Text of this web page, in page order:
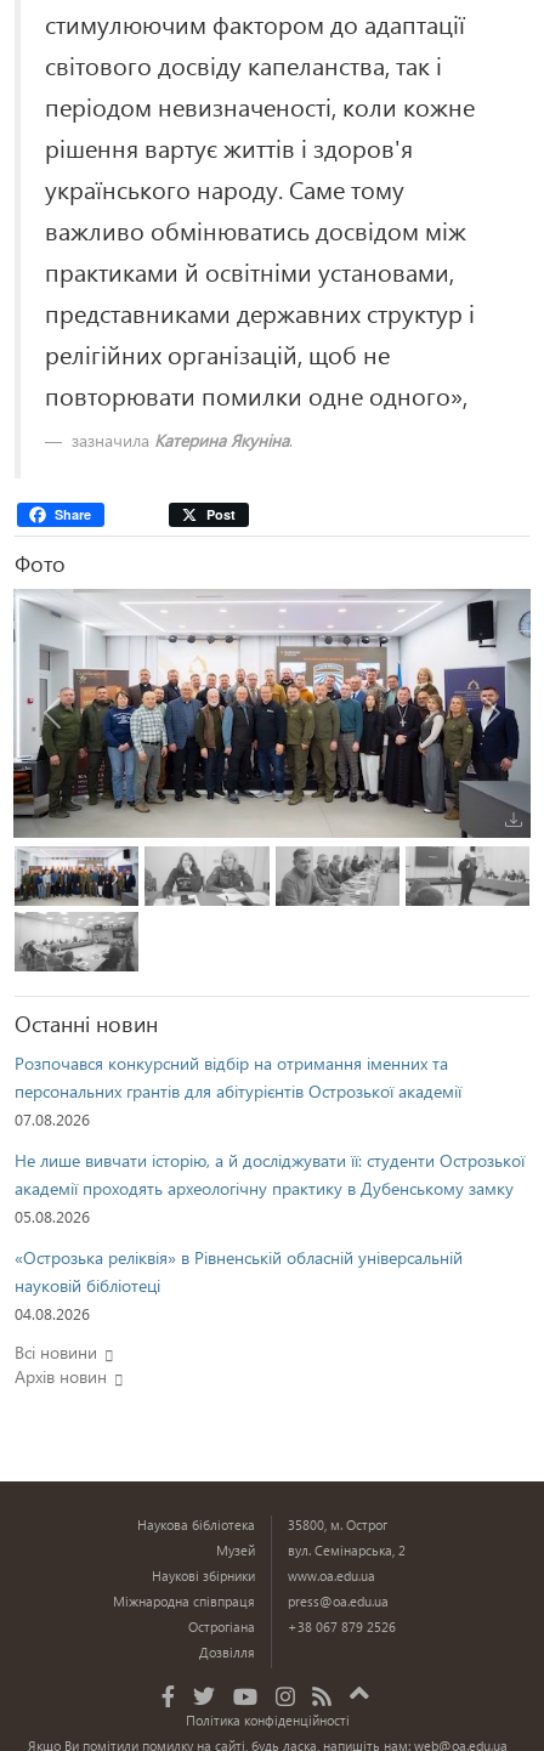
стимулюючим фактором до адаптації
світового досвіду капеланства, так і
періодом невизначеності, коли кожне
рішення вартує життів і здоров'я
українського народу. Саме тому
важливо обмінюватись досвідом між
практиками й освітніми установами,
представниками державних структур і
релігійних організацій, щоб не
повторювати помилки одне одного»,
зазначила Катерина Якуніна.
Share Post
Фото
Попередня
Останні новин
Розпочався конкурсний відбір на отримання іменних та
персональних грантів для абітурієнтів Острозької академії
07.08.2026
Не лише вивчати історію, а й досліджувати її: студенти Острозької
академії проходять археологічну практику в Дубенському замку
05.08.2026
«Острозька реліквія» в Рівненській обласній універсальній
науковій бібліотеці
04.08.2026
Всі новини
Архів новин
Наукова бібліотека
Музей
Наукові збірники
Міжнародна співпраця
Острогіана
Дозвілля
35800, м. Острог
вул. Семінарська, 2
www.oa.edu.ua
press@oa.edu.ua
+38 067 879 2526
Політика конфіденційності
Якщо Ви помітили помилку на сайті, будь ласка, напишіть нам:web@oa.edu.ua